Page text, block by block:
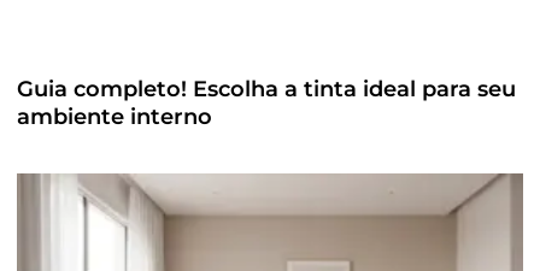
Guia completo! Escolha a tinta ideal para seu
ambiente interno